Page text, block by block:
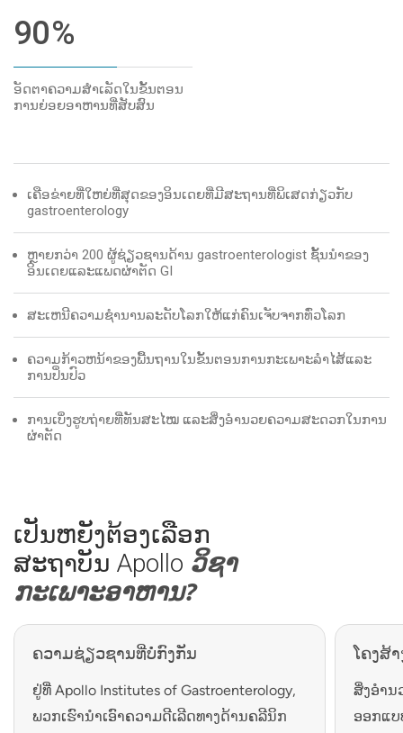
90%
ອັດຕາຄວາມສຳເລັດໃນຂັ້ນຕອນ
ການຍ່ອຍອາຫານທີ່ສັບສົນ
ເຄືອຂ່າຍທີ່ໃຫຍ່ທີ່ສຸດຂອງອິນເດຍທີ່ມີສະຖານທີ່ພິເສດກ່ຽວກັບ
gastroenterology
ຫຼາຍກວ່າ 200 ຜູ້ຊ່ຽວຊານດ້ານ gastroenterologist ຊັ້ນນໍາຂອງ
ອິນເດຍແລະແພດຜ່າຕັດ GI
ສະເຫນີຄວາມຊໍານານລະດັບໂລກໃຫ້ແກ່ຄົນເຈັບຈາກທົ່ວໂລກ
ຄວາມກ້າວຫນ້າຂອງພື້ນຖານໃນຂັ້ນຕອນການກະເພາະລໍາໄສ້ແລະ
ການປິ່ນປົວ
ການເບິ່ງຮູບຖ່າຍທີ່ທັນສະໄໝ ແລະສິ່ງອຳນວຍຄວາມສະດວກໃນການ
ຜ່າຕັດ
ເປັນຫຍັງຕ້ອງເລືອກ
ສະຖາບັນ Apollo ວິຊາ
ກະເພາະອາຫານ?
ຄວາມຊ່ຽວຊານທີ່ບໍ່ກົງກັນ
ຢູ່ທີ່ Apollo Institutes of Gastroenterology,
ພວກເຮົານໍາເອົາຄວາມດີເລີດທາງດ້ານຄລີນິກ
ໂຄງສ້
ສິ່ງອໍານ
ອອກແ